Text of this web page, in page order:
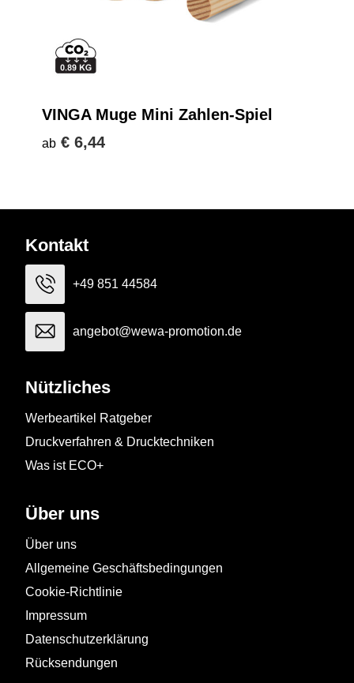
VINGA Muge Mini Zahlen-Spiel
ab € 6,44
Kontakt
+49 851 44584
angebot@wewa-promotion.de
Nützliches
Werbeartikel Ratgeber
Druckverfahren & Drucktechniken
Was ist ECO+
Über uns
Über uns
Allgemeine Geschäftsbedingungen
Cookie-Richtlinie
Impressum
Datenschutzerklärung
Rücksendungen